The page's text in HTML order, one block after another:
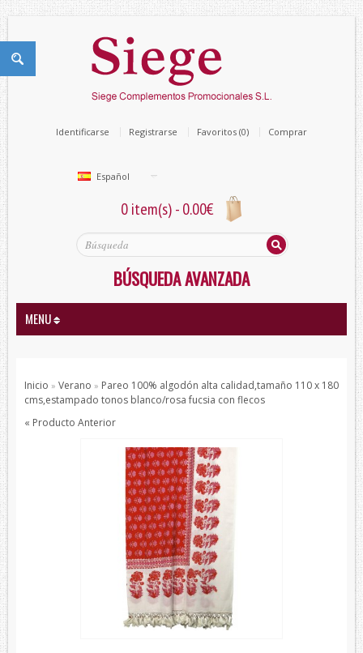
Español
Identificarse Registrarse Favoritos (0) Comprar
0 item(s) - 0.00€
BÚSQUEDA AVANZADA
MENU
Todos los Productos
Productos de protección
Chales/Foulares Devota&Lomba
Chales/Foulares Howards London
Chales/Foulares Marca Blanca
Inicio » Verano » Pareo 100% algodón alta calidad,tamaño 110 x 180
cms,estampado tonos blanco/rosa fucsia con flecos
« Producto Anterior